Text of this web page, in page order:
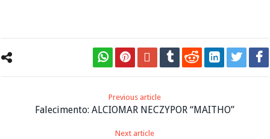
Previous article
Falecimento: ALCIOMAR NECZYPOR “MAITHO”
Next article